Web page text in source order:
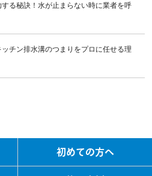
る秘訣！水が止まらない時に業者を呼
チン排水溝のつまりをプロに任せる理
初めての方へ